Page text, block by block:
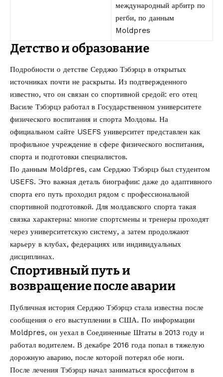
международный арбитр по
регби, по данным
Moldpres
Детство и образование
Подробности о детстве Серджю Тэбэрцэ в открытых
источниках почти не раскрыты. Из подтвержденного
известно, что он связан со спортивной средой: его отец
Василе Тэбэрцэ работал в Государственном университете
физического воспитания и спорта Молдовы. На
официальном сайте USEFS университет представлен как
профильное учреждение в сфере физического воспитания,
спорта и подготовки специалистов.
По данным Moldpres, сам Серджю Тэбэрцэ был студентом
USEFS. Это важная деталь биографии: даже до адаптивного
спорта его путь проходил рядом с профессиональной
спортивной подготовкой. Для молдавского спорта такая
связка характерна: многие спортсмены и тренеры проходят
через университетскую систему, а затем продолжают
карьеру в клубах, федерациях или индивидуальных
дисциплинах.
Спортивный путь и
возвращение после аварии
Публичная история Серджю Тэбэрцэ стала известна после
сообщения о его выступлении в США. По информации
Moldpres, он уехал в Соединенные Штаты в 2013 году и
работал водителем. В декабре 2016 года попал в тяжелую
дорожную аварию, после которой потерял обе ноги.
После лечения Тэбэрцэ начал заниматься кроссфитом в